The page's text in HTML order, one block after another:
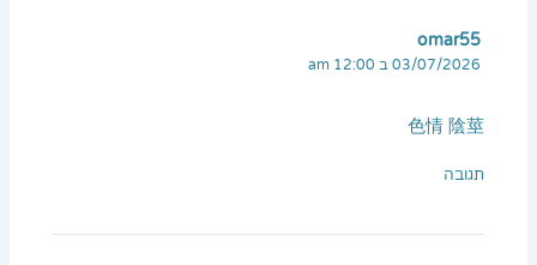
omar55
03/07/2026 ב 12:00 am
色情 陰莖
תגובה